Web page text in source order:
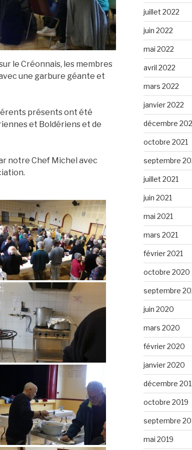
le Créonnais, les membres
une garbure géante et
présents ont été
et Boldériens et de
notre Chef Michel avec
juillet 2022
juin 2022
mai 2022
avril 2022
mars 2022
janvier 2022
décembre
octobre 2021
septembre
juillet 2021
juin 2021
mai 2021
mars 2021
février 2021
octobre 2020
septembre
juin 2020
mars 2020
février 2020
janvier 2020
décembre
octobre 2019
septembre
mai 2019